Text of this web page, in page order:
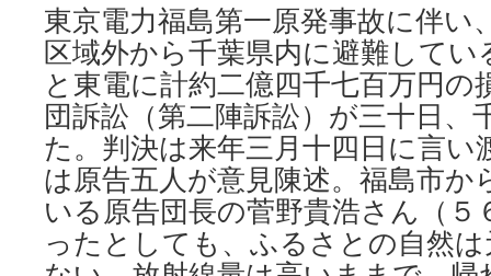
東京電力福島第一原発事故に伴い
区域外から千葉県内に避難してい
と東電に計約二億四千七百万円の
団訴訟（第二陣訴訟）が三十日、
た。判決は来年三月十四日に言
は原告五人が意見陳述。福島市か
いる原告団長の菅野貴浩さん（５
ったとしても、ふるさとの自然